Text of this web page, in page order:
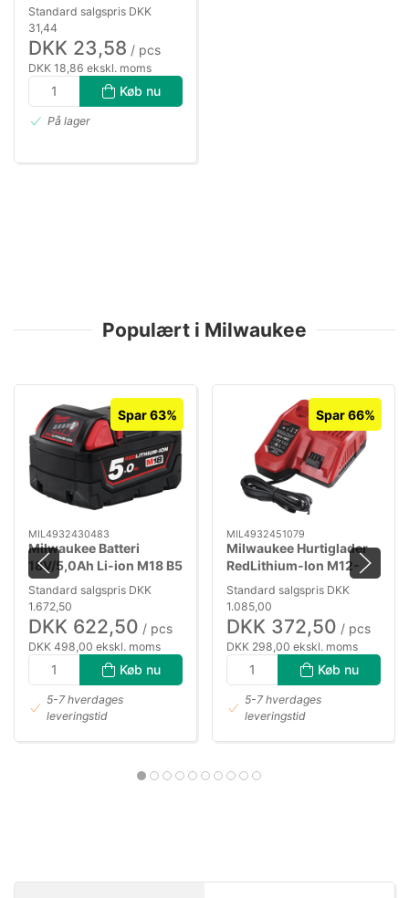
Standard salgspris DKK
31,44
DKK 23,58 / pcs
DKK 18,86 ekskl. moms
Køb nu
På lager
Populært i Milwaukee
Spar 63%
MIL4932430483
Milwaukee Batteri
18V/5,0Ah Li-ion M18 B5
Standard salgspris DKK
1.672,50
DKK 622,50 / pcs
DKK 498,00 ekskl. moms
Køb nu
5-7 hverdages
leveringstid
Spar 66%
MIL4932451079
Milwaukee Hurtiglader
RedLithium-Ion M12-
18FC
Standard salgspris DKK
1.085,00
DKK 372,50 / pcs
DKK 298,00 ekskl. moms
Køb nu
5-7 hverdages
leveringstid